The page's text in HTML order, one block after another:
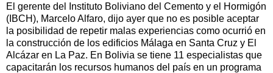
El gerente del Instituto Boliviano del Cemento y el Hormigón
(IBCH), Marcelo Alfaro, dijo ayer que no es posible aceptar
la posibilidad de repetir malas experiencias como ocurrió en
la construcción de los edificios Málaga en Santa Cruz y El
Alcázar en La Paz. En Bolivia se tiene 11 especialistas que
capacitarán los recursos humanos del país en un programa